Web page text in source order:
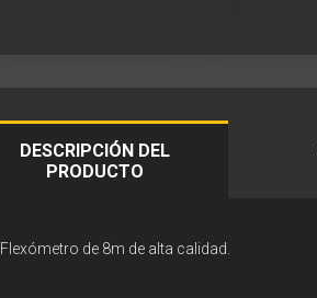
DESCRIPCIÓN DEL
PRODUCTO
Flexómetro de 8m de alta calidad.